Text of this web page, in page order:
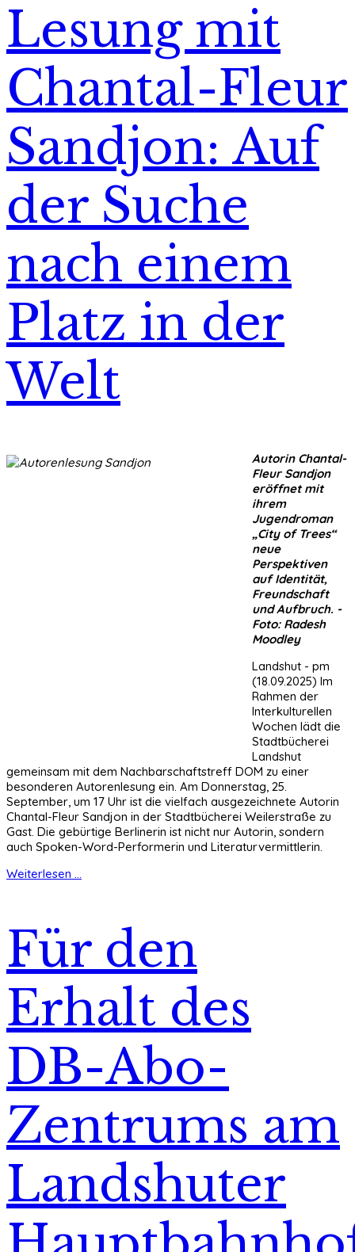
Lesung mit
Chantal-Fleur
Sandjon: Auf
der Suche
nach einem
Platz in der
Welt
Autorin Chantal-
Fleur Sandjon
eröffnet mit
ihrem
Jugendroman
„City of Trees“
neue
Perspektiven
auf Identität,
Freundschaft
und Aufbruch. -
Foto: Radesh
Moodley
Landshut - pm
(18.09.2025) Im
Rahmen der
Interkulturellen
Wochen lädt die
Stadtbücherei
Landshut
gemeinsam mit dem Nachbarschaftstreff DOM zu einer
besonderen Autorenlesung ein. Am Donnerstag, 25.
September, um 17 Uhr ist die vielfach ausgezeichnete Autorin
Chantal-Fleur Sandjon in der Stadtbücherei Weilerstraße zu
Gast. Die gebürtige Berlinerin ist nicht nur Autorin, sondern
auch Spoken-Word-Performerin und Literaturvermittlerin.
Weiterlesen ...
Für den
Erhalt des
DB-Abo-
Zentrums am
Landshuter